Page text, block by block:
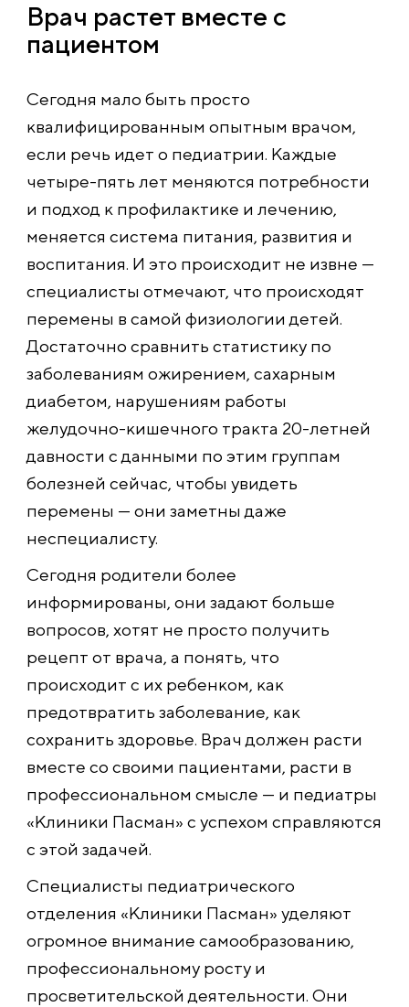
Врач растет вместе с
пациентом
Сегодня мало быть просто
квалифицированным опытным врачом,
если речь идет о педиатрии. Каждые
четыре-пять лет меняются потребности
и подход к профилактике и лечению,
меняется система питания, развития и
воспитания. И это происходит не извне —
специалисты отмечают, что происходят
перемены в самой физиологии детей.
Достаточно сравнить статистику по
заболеваниям ожирением, сахарным
диабетом, нарушениям работы
желудочно-кишечного тракта 20-летней
давности с данными по этим группам
болезней сейчас, чтобы увидеть
перемены — они заметны даже
неспециалисту.
Сегодня родители более
информированы, они задают больше
вопросов, хотят не просто получить
рецепт от врача, а понять, что
происходит с их ребенком, как
предотвратить заболевание, как
сохранить здоровье. Врач должен расти
вместе со своими пациентами, расти в
профессиональном смысле — и педиатры
«Клиники Пасман» с успехом справляются
с этой задачей.
Специалисты педиатрического
отделения «Клиники Пасман» уделяют
огромное внимание самообразованию,
профессиональному росту и
просветительской деятельности. Они